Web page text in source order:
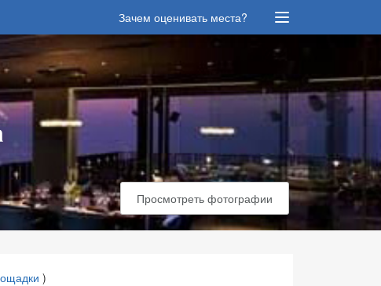
Зачем оценивать места?
Просмотреть фотографии
)